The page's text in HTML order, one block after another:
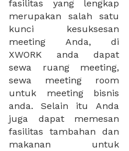
fasilitas yang lengkap
merupakan salah satu
kunci kesuksesan
meeting Anda, di
XWORK anda dapat
sewa ruang meeting,
sewa meeting room
untuk meeting bisnis
anda. Selain itu Anda
juga dapat memesan
fasilitas tambahan dan
makanan untuk
tempat duduk sesuai
kebutuhan dan
ketersediaan ruangan.
Ribuan ruang meeting
dapat Anda pilih
berdasarkan corak
interior, lokasi yang
strategis, harga yang
sesuai dengan budget
meeting Anda, ataupun
disesuaikan dengan
kebutuhan klien Anda.